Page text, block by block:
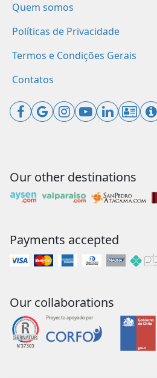
Quem somos
Políticas de Privacidade
Termos e Condições Gerais
Contatos
Our other destinations
Payments accepted
Our collaborations